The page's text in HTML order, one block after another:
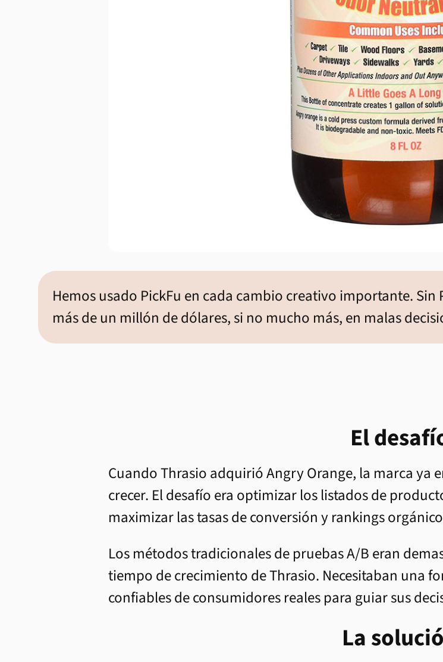
Hemos usado PickFu en cada cambio creativo importante.
más de un millón de dólares, si no mucho más, en malas
El
Cuando Thrasio adquirió Angry Orange, la marca ya
crecer. El desafío era optimizar los listados de
maximizar las tasas de conversión y rankings
Los métodos tradicionales de pruebas A/B eran
tiempo de crecimiento de Thrasio. Necesitaban una
confiables de consumidores reales para guiar sus
La